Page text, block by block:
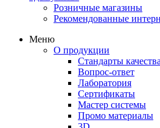
Розничные магазины
Рекомендованные
Меню
О продукции
Стандарты качества
Вопрос-ответ
Лаборатория
Сертификаты
Мастер системы
Промо материалы